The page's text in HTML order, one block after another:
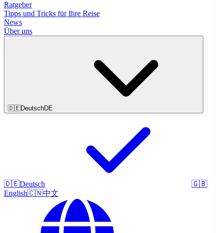
Ratgeber
Tipps und Tricks für Ihre Reise
News
Über uns
🇩🇪DeutschDE
🇩🇪Deutsch
🇬🇧
English🇨🇳中文